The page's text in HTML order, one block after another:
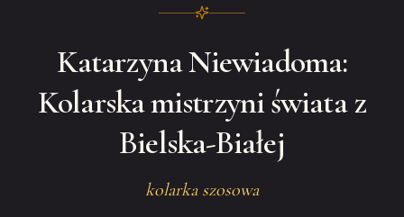
Katarzyna Niewiadoma:
Kolarska mistrzyni świata z
Bielska-Białej
kolarka szosowa